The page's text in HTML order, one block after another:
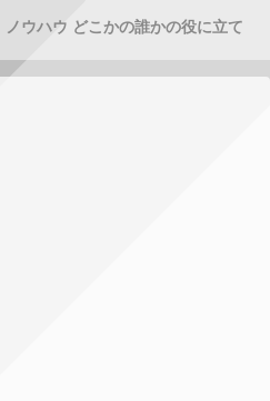
ノウハウ どこかの誰かの役に立て